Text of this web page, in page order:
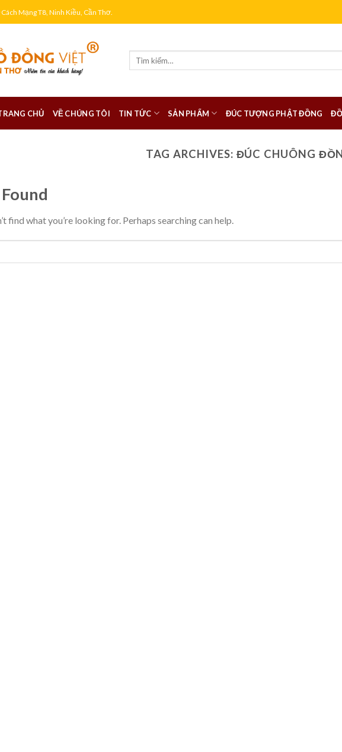
Mạng T8, Ninh Kiều, Cần Thơ.
CHỦ VỀ CHÚNG TÔI TIN TỨC SẢN PHẨM ĐÚC TƯỢNG PHẬT ĐỒNG
TAG ARCHIVES: ĐÚC CHUÔNG
find what you’re looking for. Perhaps searching can help.